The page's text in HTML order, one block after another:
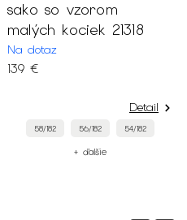
sako so vzorom
malých kociek 21318
Na dotaz
139 €
Detail
58/182 56/182 54/182
+ ďalšie